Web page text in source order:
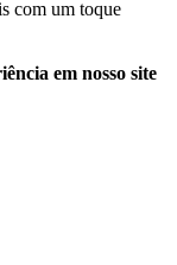
com um toque
em nosso site